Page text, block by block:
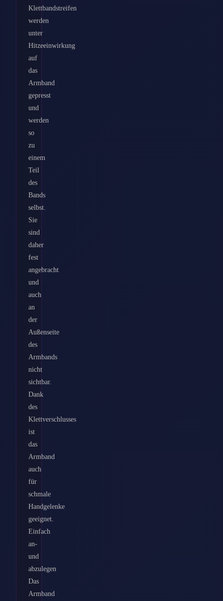
Klettbandstreifen
werden
unter
Hitzeeinwirkung
auf
das
Armband
gepresst
und
werden
so
zu
einem
Teil
des
Bands
selbst.
Sie
sind
daher
fest
angebracht
und
auch
an
der
Außenseite
des
Armbands
nicht
sichtbar.
Dank
des
Klettverschlusses
ist
das
Armband
auch
für
schmale
Handgelenke
geeignet.
Einfach
an-
und
abzulegen
Das
Armband